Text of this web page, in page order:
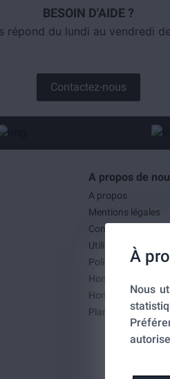
À
Nous
BESOIN D'AIDE ?
du lundi au vendredi
Contactez-nous
A propos de
A propos
Mentions légales
Conditions
Utilisation des
Politique de
Home-SmartLink
Home-SmartLink :
Plan du site